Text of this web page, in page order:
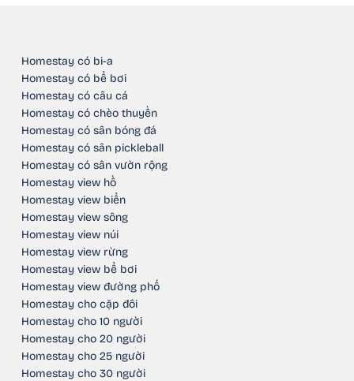
Homestay có bi-a
Homestay có bể bơi
Homestay có câu cá
Homestay có chèo thuyền
Homestay có sân bóng đá
Homestay có sân pickleball
Homestay có sân vườn rộng
Homestay view hồ
Homestay view biển
Homestay view sông
Homestay view núi
Homestay view rừng
Homestay view bể bơi
Homestay view đường phố
Homestay cho cặp đôi
Homestay cho 10 người
Homestay cho 20 người
Homestay cho 25 người
Homestay cho 30 người